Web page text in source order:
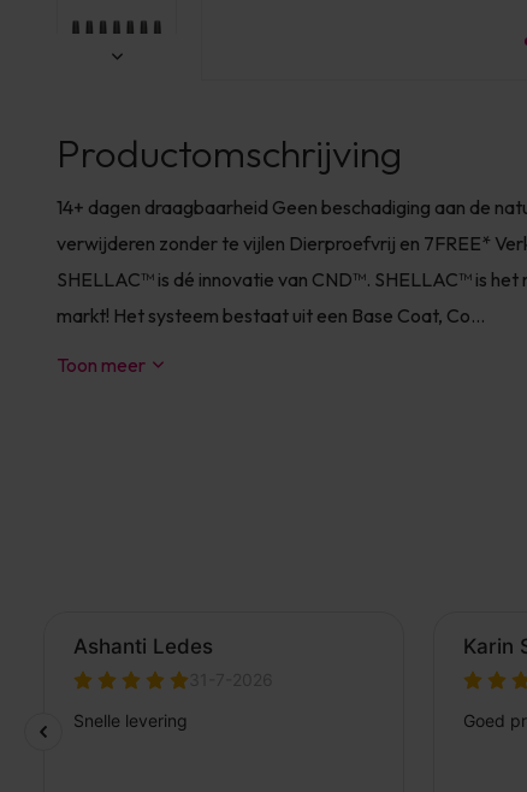
Productomschrijving
14+ dagen draagbaarheid Geen beschadiging aan de
verwijderen zonder te vijlen Dierproefvrij en 7FREE*
SHELLAC™ is dé innovatie van CND™. SHELLAC™ is
markt! Het systeem bestaat uit een Base Coat, Co...
Toon meer